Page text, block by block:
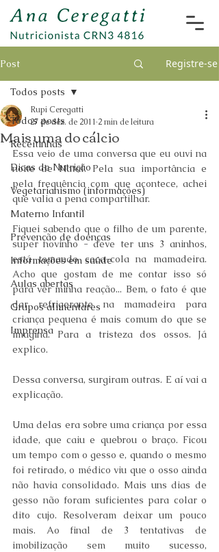
Post Registre-se
Todos posts
Receitinhas
Dicas de Nutrição
Vegetarianismo (informações)
Materno Infantil
Prevenção de doenças
Informações em saúde
Aulas abertas
Grupos alimentares
Imprensa
Todos posts
Mais uma do cálcio
Rupi Ceregatti
27 de dez. de 2011 2 min de leitura
Essa veio de uma conversa que eu ouvi na
noite de Natal. Pela sua importância e
pela frequência com que acontece, achei
que valia a pena compartilhar.
Fiquei sabendo que o filho de um parente,
super novinho - deve ter uns 3 aninhos,
está tomando coca-cola na mamadeira.
Acho que gostam de me contar isso só
para ver minha reação... Bem, o fato é que
dar refrigerante na mamadeira para
criança pequena é mais comum do que se
imagina. Para a tristeza dos ossos. Já
explico.
Dessa conversa, surgiram outras. E aí vai a
explicação.
Uma delas era sobre uma criança por essa
idade, que caiu e quebrou o braço. Ficou
um tempo com o gesso e, quando o mesmo
foi retirado, o médico viu que o osso ainda
não havia consolidado. Mais uns dias de
gesso não foram suficientes para colar o
dito cujo. Resolveram deixar um pouco
mais. Ao final de 3 tentativas de
imobilização sem muito sucesso,